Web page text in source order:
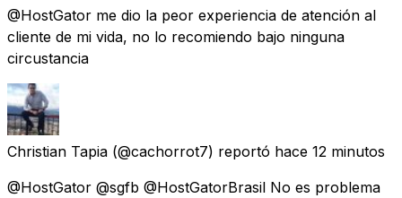
@HostGator me dio la peor experiencia de atención al
cliente de mi vida, no lo recomiendo bajo ninguna
circustancia
Christian Tapia (@cachorrot7) reportó hace 12 minutos
@HostGator @sgfb @HostGatorBrasil No es problema